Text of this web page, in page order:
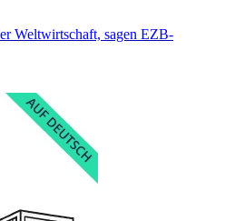
Weltwirtschaft, sagen EZB-